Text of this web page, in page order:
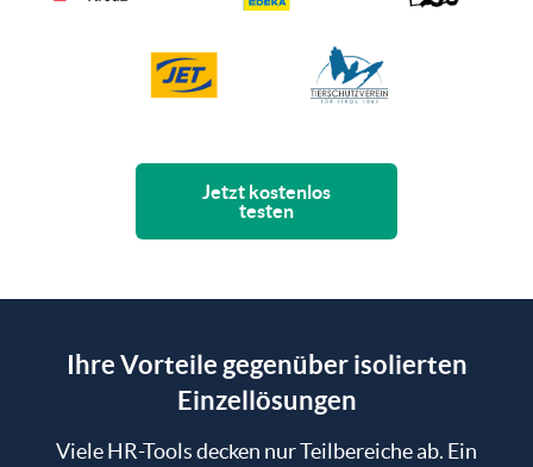
Jetzt kostenlos
testen
Ihre Vorteile gegenüber isolierten
Einzellösungen
Viele HR-Tools decken nur Teilbereiche ab. Ein